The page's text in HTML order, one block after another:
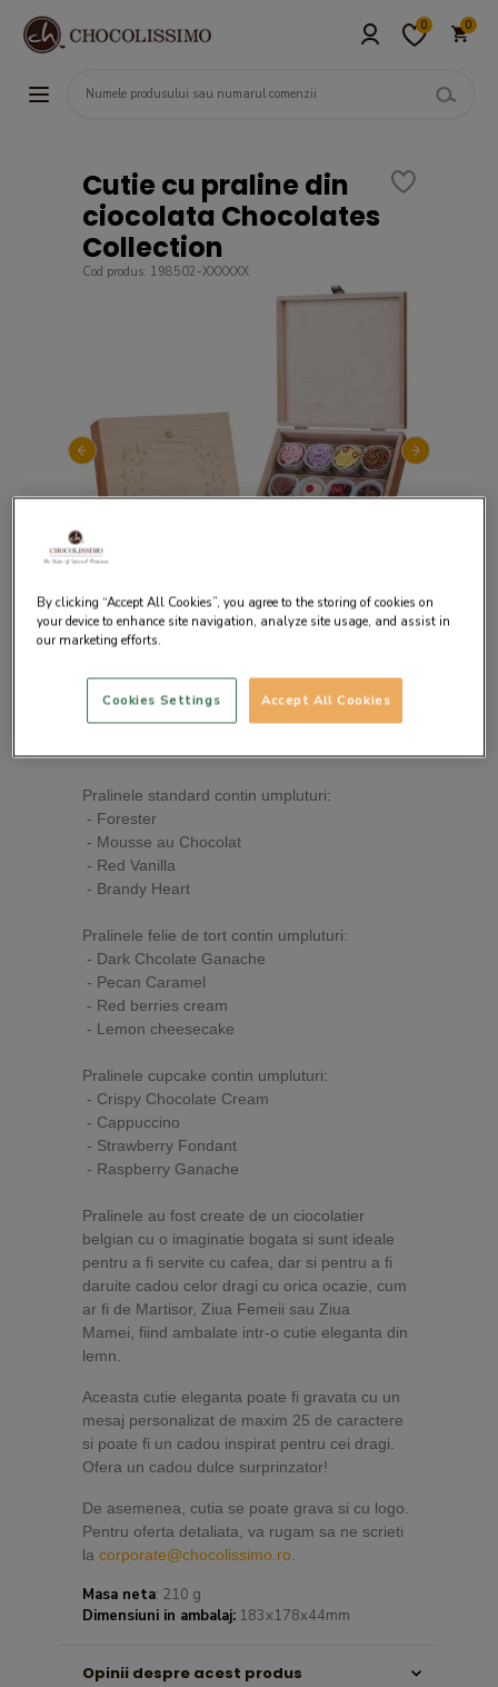
0 0
Cutie cu praline din
ciocolata Chocolates
Collection
Cod produs: 198502-XXXXXX
Descrierea produsului
Cutie cu 12 praline premium din ciocolata
belgiana in forma de felie de tort, praline
Pralinele standard contin umpluturi:
- Forester
- Mousse au Chocolat
- Red Vanilla
- Brandy Heart
Pralinele felie de tort contin umpluturi:
- Dark Chcolate Ganache
- Pecan Caramel
- Red berries cream
- Lemon cheesecake
Pralinele cupcake contin umpluturi:
- Crispy Chocolate Cream
- Cappuccino
- Strawberry Fondant
- Raspberry Ganache
Pralinele au fost create de un ciocolatier
belgian cu o imaginatie bogata si sunt ideale
pentru a fi servite cu cafea, dar si pentru a fi
daruite cadou celor dragi cu orica ocazie, cum
ar fi de Martisor, Ziua Femeii sau Ziua
Mamei, fiind ambalate intr-o cutie eleganta din
lemn.
Aceasta cutie eleganta poate fi gravata cu un
mesaj personalizat de maxim 25 de caractere
si poate fi un cadou inspirat pentru cei dragi.
Ofera un cadou dulce surprinzator!
De asemenea, cutia se poate grava si cu logo.
Pentru oferta detaliata, va rugam sa ne scrieti
la corporate@chocolissimo.ro
Masa neta: 210 g
Dimensiuni in ambalaj: 183x178x44mm
Opinii despre acest produs
By clicking “Accept All Cookies”, you agree to the storing of cookies on
your device to enhance site navigation, analyze site usage, and assist in
our marketing efforts.
Accept All Cookies
Cookies Settings